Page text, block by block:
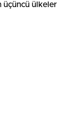
üçüncü ülkeler